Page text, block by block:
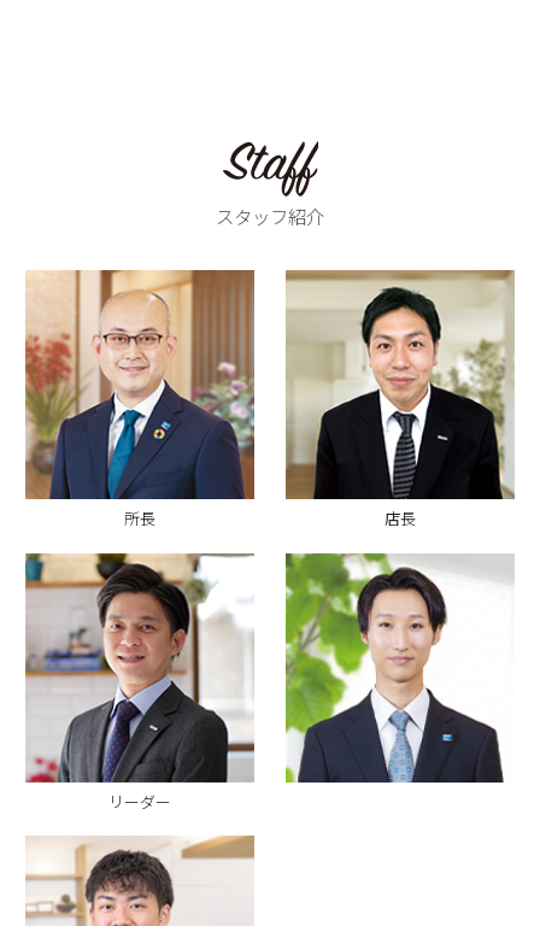
スタッフ紹介
所長 店長
リーダー